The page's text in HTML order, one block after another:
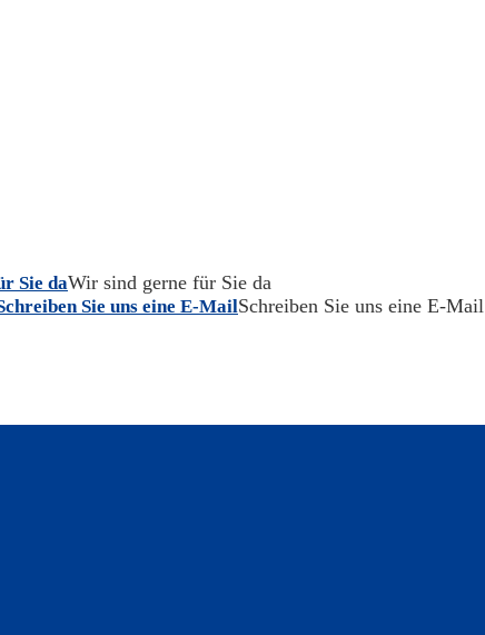
Sie daWir sind gerne für Sie da
Sie uns eine E-MailSchreiben Sie uns eine E-Mail